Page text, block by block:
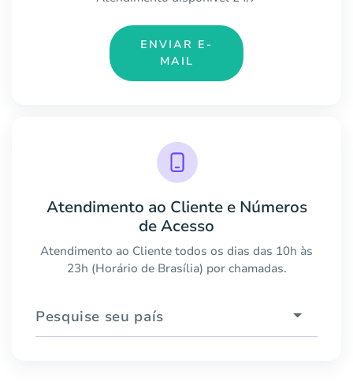
ENVIAR E-
MAIL
Atendimento ao Cliente e Números
de Acesso
Atendimento ao Cliente todos os dias das 10h às
23h (Horário de Brasília) por chamadas.
Pesquise seu país